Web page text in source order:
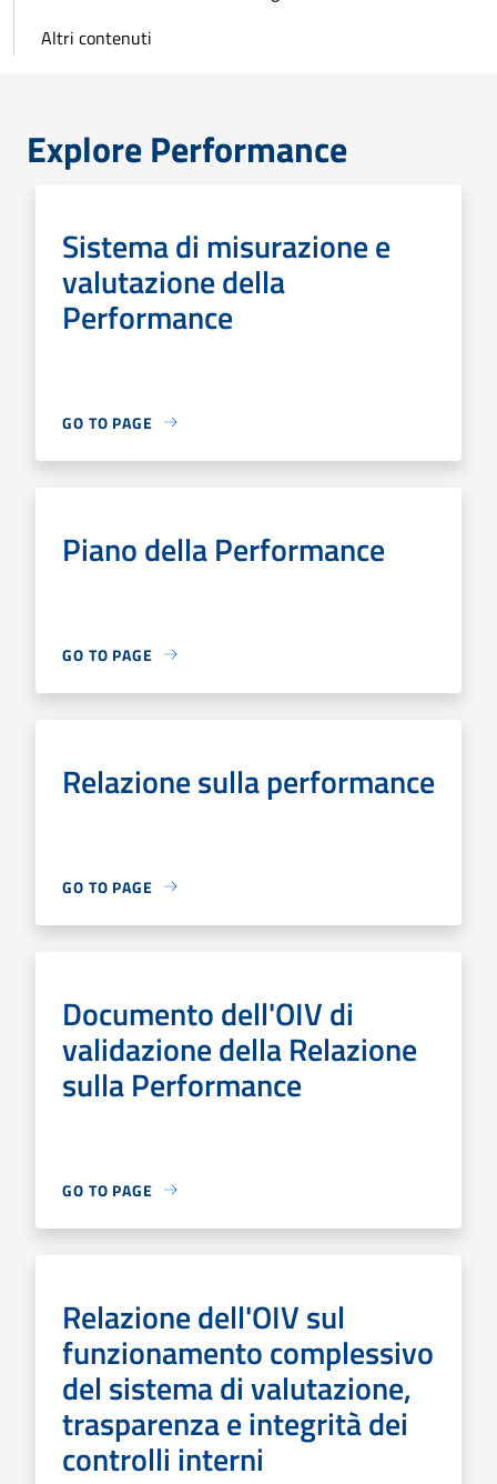
Altri contenuti
Explore Performance
Sistema di misurazione e
valutazione della
Performance
GO TO PAGE
Piano della Performance
GO TO PAGE
Relazione sulla performance
GO TO PAGE
Documento dell'OIV di
validazione della Relazione
sulla Performance
GO TO PAGE
Relazione dell'OIV sul
funzionamento complessivo
del sistema di valutazione,
trasparenza e integrità dei
controlli interni